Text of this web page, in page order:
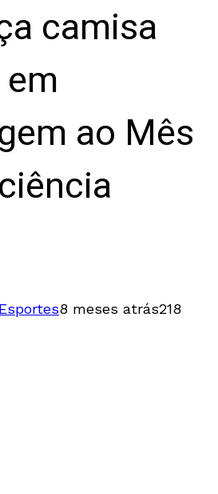
camisa
ao Mês
Esportes8 meses atrás218